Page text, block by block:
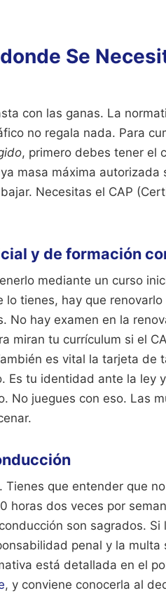
Se
con las ganas. La
no regala nada. Para
, primero debes tener el
masa máxima
Necesitas el CAP
y de formación
mediante un curso
tienes, hay que
No hay examen en la
miran tu currículum si el
es vital la tarjeta de
Es tu identidad ante la ley
No juegues con eso. Las
Tienes que entender que
horas dos veces por
son sagrados. Si
penal y la multa
está detallada en el
, y conviene conocerla al